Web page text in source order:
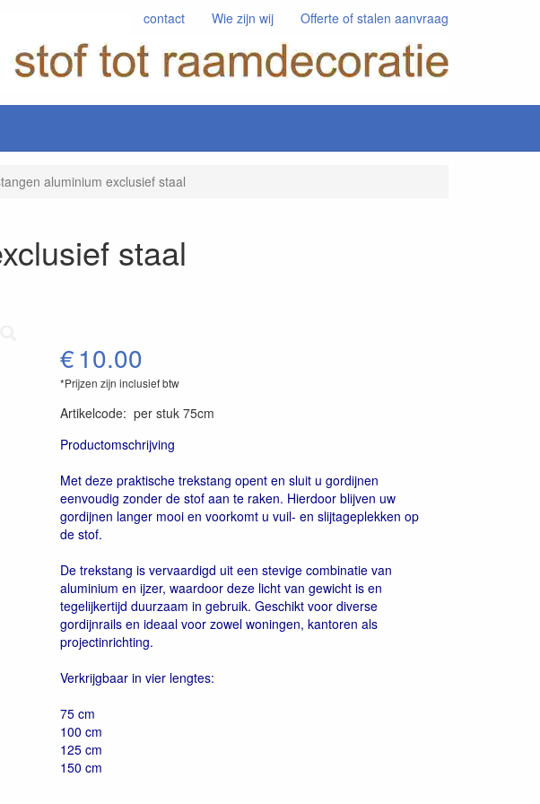
contact Wie zijn wij Offerte of stalen aanvraag
aluminium exclusief staal
staal
€10.00
*Prijzen zijn inclusief btw
Artikelcode: per stuk 75cm
Productomschrijving
Met deze praktische trekstang opent en sluit u gordijnen
eenvoudig zonder de stof aan te raken. Hierdoor blijven uw
gordijnen langer mooi en voorkomt u vuil- en slijtageplekken op
de stof.
De trekstang is vervaardigd uit een stevige combinatie van
aluminium en ijzer, waardoor deze licht van gewicht is en
tegelijkertijd duurzaam in gebruik. Geschikt voor diverse
gordijnrails en ideaal voor zowel woningen, kantoren als
projectinrichting.
Verkrijgbaar in vier lengtes:
75 cm
100 cm
125 cm
150 cm